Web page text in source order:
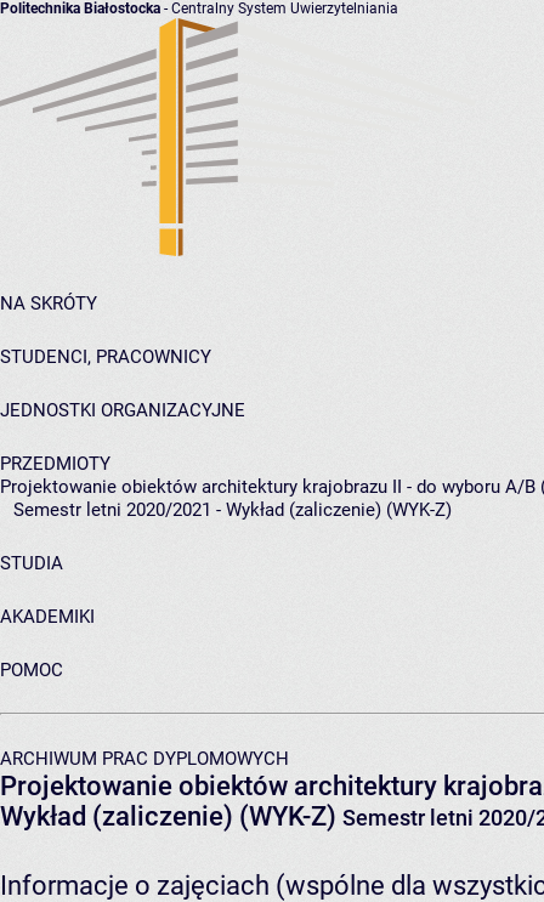
Politechnika Białostocka - Centralny System Uwierzytelniania
NA SKRÓTY
STUDENCI, PRACOWNICY
JEDNOSTKI ORGANIZACYJNE
PRZEDMIOTY
Projektowanie obiektów architektury krajobrazu II - do wyboru A/B
Semestr letni 2020/2021 - Wykład (zaliczenie) (WYK-Z)
STUDIA
AKADEMIKI
POMOC
ARCHIWUM PRAC DYPLOMOWYCH
Projektowanie obiektów architektury
Wykład (zaliczenie) (WYK-Z) Semestr letni 2020/
Informacje o zajęciach (wspólne dla